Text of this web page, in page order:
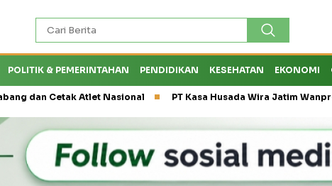
POLITIK & PEMERINTAHAN PENDIDIKAN KESEHATAN EKONOMI
Cetak Atlet Nasional PT Kasa Husada Wira Jatim Wanprestasi,